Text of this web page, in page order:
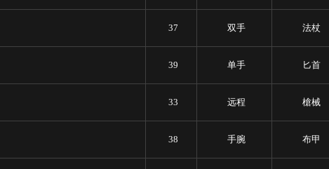
37 双手 法杖
39 单手 匕首
33 远程 槍械
38 手腕 布甲